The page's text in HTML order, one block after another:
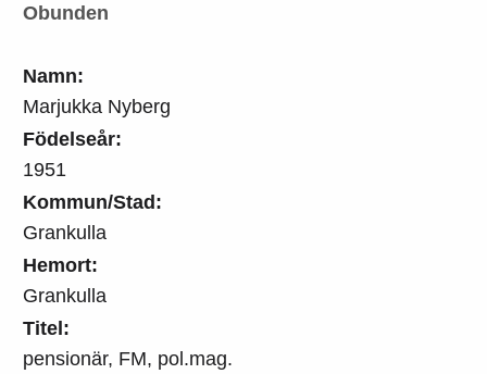
Obunden
Namn:
Marjukka Nyberg
Födelseår:
1951
Kommun/Stad:
Grankulla
Hemort:
Grankulla
Titel:
pensionär, FM, pol.mag.